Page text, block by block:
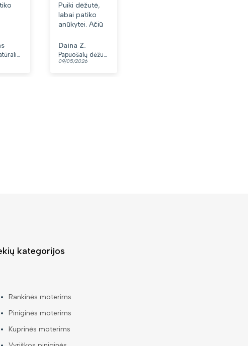
Puiki dėžutė,
labai patiko
anūkytei. Ačiū
Daina Z.
09/05/2026
kategorijos
Rankinės moterims
Piniginės moterims
Kuprinės moterims